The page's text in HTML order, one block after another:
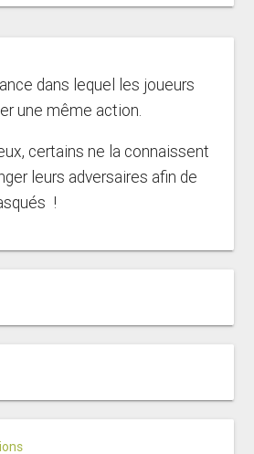
dans lequel les joueurs
une même action.
certains ne la connaissent
leurs adversaires afin de
!